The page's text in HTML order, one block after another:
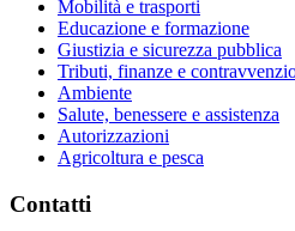
Mobilità e trasporti
Educazione e formazione
Giustizia e sicurezza pubblica
Tributi, finanze e
Ambiente
Salute, benessere e assistenza
Autorizzazioni
Agricoltura e pesca
Contatti